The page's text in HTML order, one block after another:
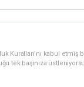
Kuralları’nı kabul
tek başınıza